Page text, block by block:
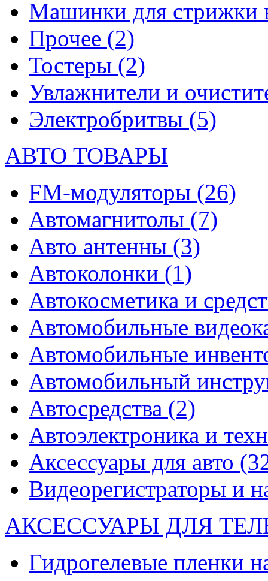
Машинки для стрижки
Прочее (2)
Тостеры (2)
Увлажнители и
Электробритвы (5)
АВТО ТОВАРЫ
FM-модуляторы (26)
Автомагнитолы (7)
Авто антенны (3)
Автоколонки (1)
Автокосметика и
Автомобильные
Автомобильные
Автомобильный
Автосредства (2)
Автоэлектроника и
Аксессуары для авто
Видеорегистраторы и
АКСЕССУАРЫ ДЛЯ
Гидрогелевые пленки